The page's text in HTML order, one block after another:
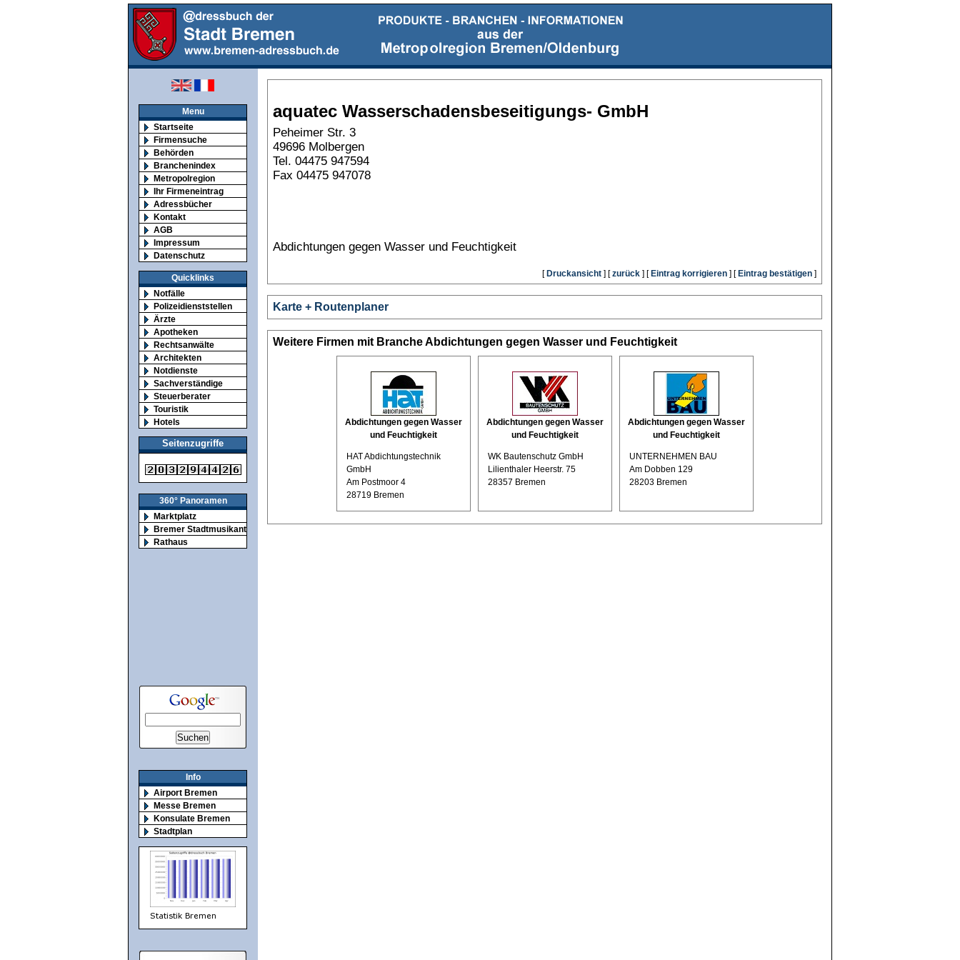
Menu
Startseite
Firmensuche
Behörden
Branchenindex
Metropolregion
Ihr Firmeneintrag
Adressbücher
Kontakt
AGB
Impressum
Datenschutz
Quicklinks
Notfälle
Polizeidienststellen
Ärzte
Apotheken
Rechtsanwälte
Architekten
Notdienste
Sachverständige
Steuerberater
Touristik
Hotels
Seitenzugriffe
360° Panoramen
Marktplatz
Bremer Stadtmusikanten
Rathaus
Info
Airport Bremen
Messe Bremen
Konsulate Bremen
Stadtplan
aquatec Wasserschadensbeseitigungs- GmbH
Peheimer Str. 3
49696 Molbergen
Tel. 04475 947594
Fax 04475 947078
Abdichtungen gegen Wasser und Feuchtigkeit
[Druckansicht ] [zurück ] [Eintrag korrigieren ] [Eintrag bestätigen ]
Karte + Routenplaner
Weitere Firmen mit Branche Abdichtungen gegen Wasser und Feuchtigkeit
Abdichtungen gegen Wasser
und Feuchtigkeit
HAT Abdichtungstechnik
GmbH
Am Postmoor 4
28719 Bremen
Abdichtungen gegen Wasser
und Feuchtigkeit
WK Bautenschutz GmbH
Lilienthaler Heerstr. 75
28357 Bremen
Abdichtungen gegen Wasser
und Feuchtigkeit
UNTERNEHMEN BAU
Am Dobben 129
28203 Bremen